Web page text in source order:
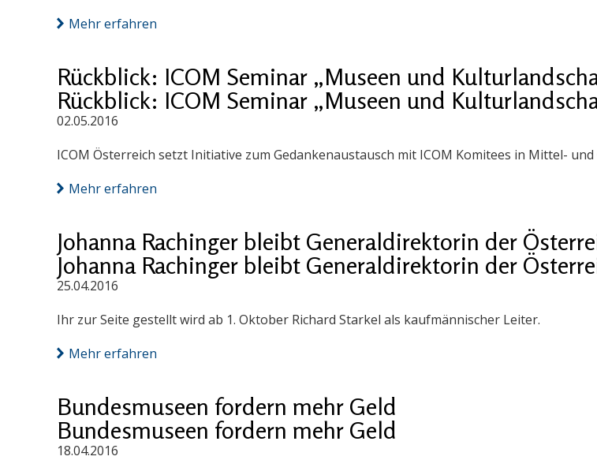
Mehr erfahren
Rückblick: ICOM Seminar „Museen und
Rückblick: ICOM Seminar „Museen und
02.05.2016
ICOM Österreich setzt Initiative zum Gedankenaustausch mit ICOM Komitees in Mittel-
Mehr erfahren
Johanna Rachinger bleibt Generaldirektorin der
Johanna Rachinger bleibt Generaldirektorin der
25.04.2016
Ihr zur Seite gestellt wird ab 1. Oktober Richard Starkel als kaufmännischer Leiter.
Mehr erfahren
Bundesmuseen fordern mehr Geld
Bundesmuseen fordern mehr Geld
18.04.2016